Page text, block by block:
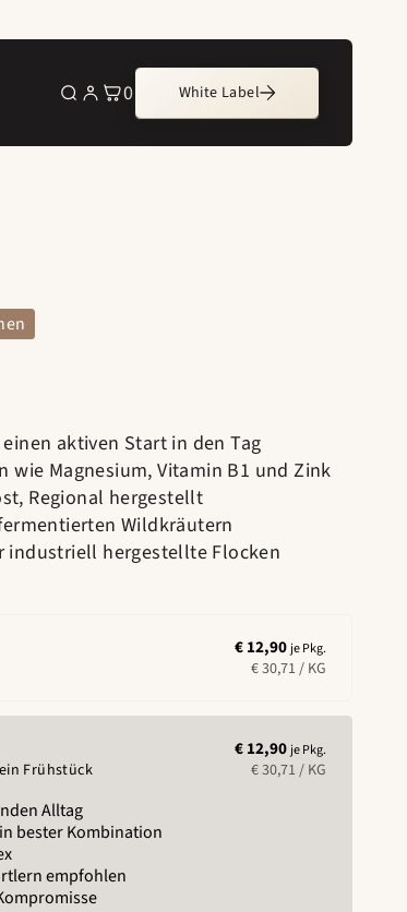
0
0
Artikel
White Label
aktiven Start in den Tag
Magnesium, Vitamin B1 und Zink
Regional hergestellt
Wildkräutern
industriell hergestellte Flocken
€ 12,90 je Pkg.
€ 30,71 / KG
Frühstück
€ 12,90 je Pkg.
€ 30,71 / KG
Alltag
bester Kombination
empfohlen